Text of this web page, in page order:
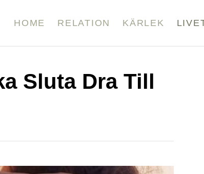
HOME RELATION KÄRLEK
Sluta Dra Till